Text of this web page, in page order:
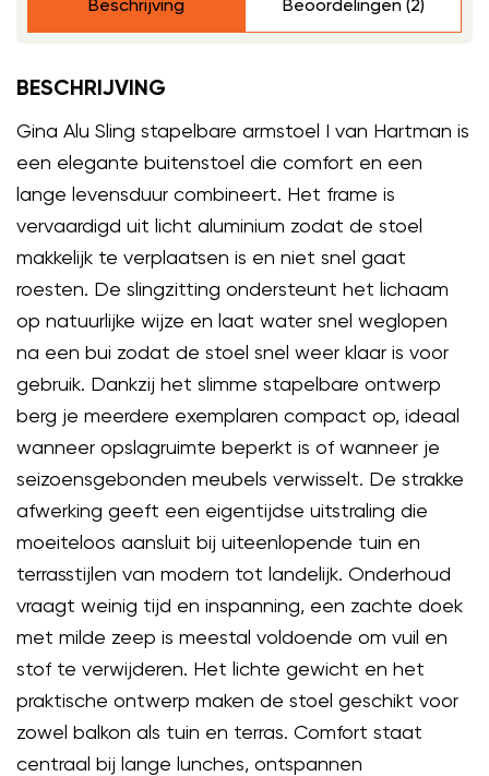
Beschrijving Beoordelingen (2)
BESCHRIJVING
Gina Alu Sling stapelbare armstoel I van Hartman is
een elegante buitenstoel die comfort en een
lange levensduur combineert. Het frame is
vervaardigd uit licht aluminium zodat de stoel
makkelijk te verplaatsen is en niet snel gaat
roesten. De slingzitting ondersteunt het lichaam
op natuurlijke wijze en laat water snel weglopen
na een bui zodat de stoel snel weer klaar is voor
gebruik. Dankzij het slimme stapelbare ontwerp
berg je meerdere exemplaren compact op, ideaal
wanneer opslagruimte beperkt is of wanneer je
seizoensgebonden meubels verwisselt. De strakke
afwerking geeft een eigentijdse uitstraling die
moeiteloos aansluit bij uiteenlopende tuin en
terrasstijlen van modern tot landelijk. Onderhoud
vraagt weinig tijd en inspanning, een zachte doek
met milde zeep is meestal voldoende om vuil en
stof te verwijderen. Het lichte gewicht en het
praktische ontwerp maken de stoel geschikt voor
zowel balkon als tuin en terras. Comfort staat
centraal bij lange lunches, ontspannen